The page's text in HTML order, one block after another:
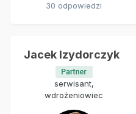
30 odpowiedzi
Jacek Izydorczyk
serwisant,
wdrożeniowiec